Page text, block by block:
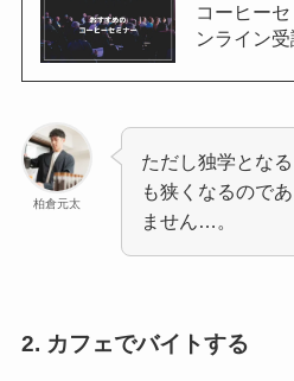
コーヒー
ンライン
柏倉元太
ただし独学とな
も狭くなるので
ません…。
2. カフェでバイトする